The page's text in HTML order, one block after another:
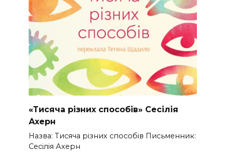
«Тисяча різних способів» Сесілія
Ахерн
Назва: Тисяча різних способів Письменник:
Сесілія Ахерн